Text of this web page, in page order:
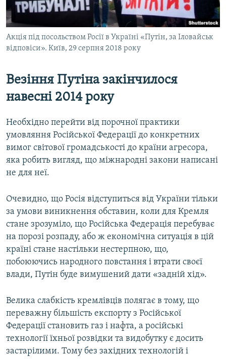
Акція під посольством Росії в Україні «Путін, за Іловайськ
відповіси». Київ, 29 серпня 2018 року
Везіння Путіна закінчилося
навесні 2014 року
Необхідно перейти від порочної практики
умовляння Російської Федерації до конкретних
вимог світової громадськості до країни агресора,
яка робить вигляд, що міжнародні закони написані
не для неї.
Очевидно, що Росія відступиться від України тільки
за умови виникнення обставин, коли для Кремля
стане зрозуміло, що Російська Федерація перебуває
на порозі розпаду, або ж економічна ситуація в цій
країні стане настільки нестерпною, що,
побоюючись народного повстання і втрати своєї
влади, Путін буде вимушений дати «задній хід».
Велика слабкість кремлівців полягає в тому, що
переважну більшість експорту з Російської
Федерації становить газ і нафта, а російські
технології їхньої розвідки та видобутку є досить
застарілими. Тому без західних технологій і